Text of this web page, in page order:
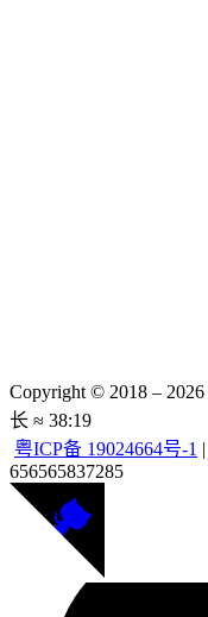
Copyright © 2018 – 2026
长 ≈ 38:19
粤ICP备 19024664号-1 |
656565837285